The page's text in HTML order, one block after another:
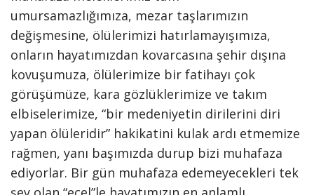
umursamazlığımıza, mezar taşlarımızın
değişmesine, ölülerimizi hatırlamayışımıza,
onların hayatımızdan kovarcasına şehir dışına
kovuşumuza, ölülerimize bir fatihayı çok
görüşümüze, kara gözlüklerimize ve takım
elbiselerimize, “bir medeniyetin dirilerini diri
yapan ölüleridir” hakikatini kulak ardı etmemize
rağmen, yanı başımızda durup bizi muhafaza
ediyorlar. Bir gün muhafaza edemeyecekleri tek